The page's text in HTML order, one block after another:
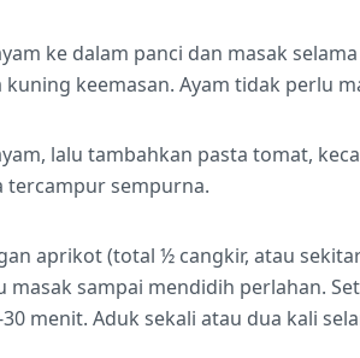
ke dalam panci dan masak
kuning keemasan. Ayam tidak perlu
lalu tambahkan pasta tomat,
tercampur sempurna.
aprikot (total ½ cangkir, atau
masak sampai mendidih perlahan.
menit. Aduk sekali atau dua kali